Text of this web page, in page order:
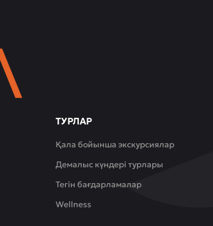
ТУРЛАР
Қала бойынша экскурсиялар
Демалыс күндері турлары
Тегін бағдарламалар
Wellness